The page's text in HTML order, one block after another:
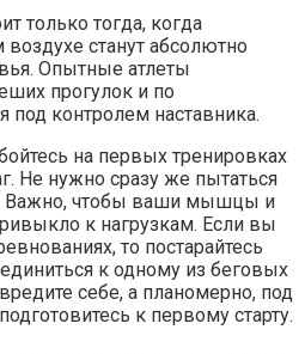
только тогда, когда
станут абсолютно
Опытные атлеты
прогулок и по
под контролем наставника.
на первых тренировках
Не нужно сразу же пытаться
Важно, чтобы ваши мышцы и
к нагрузкам. Если вы
то постарайтесь
к одному из беговых
себе, а планомерно, под
к первому старту.